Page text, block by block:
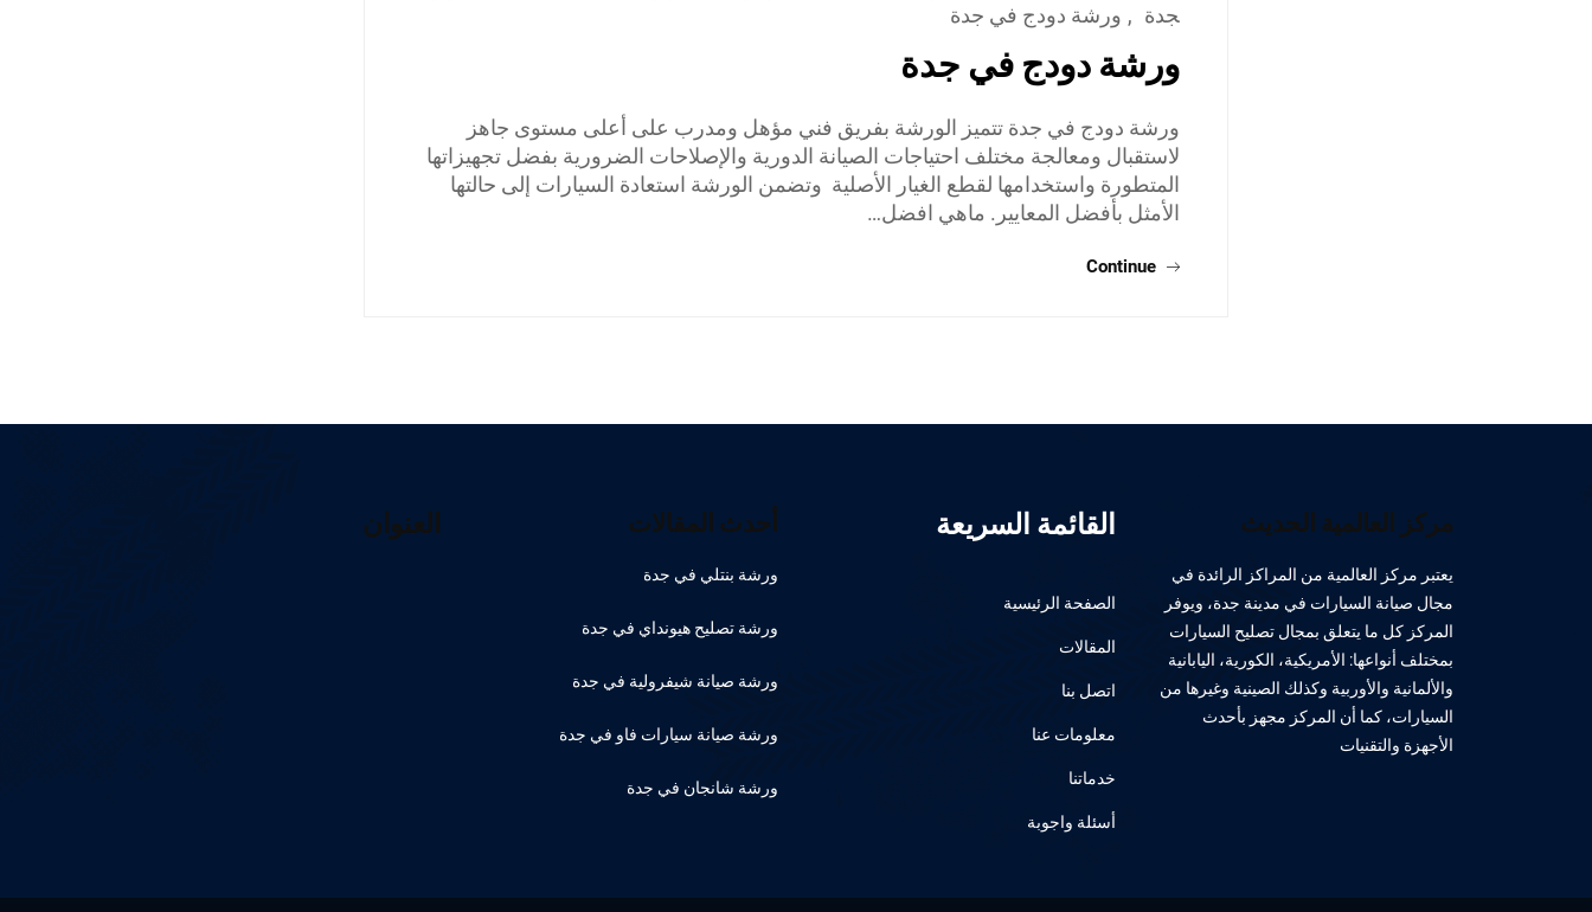
جدة , ورشة دودج في جدة
ورشة دودج في جدة
ورشة دودج في جدة تتميز الورشة بفريق فني مؤهل ومدرب على أعلى مستوى جاهز
لاستقبال ومعالجة مختلف احتياجات الصيانة الدورية والإصلاحات الضرورية بفضل تجهيزاتها
المتطورة واستخدامها لقطع الغيار الأصلية وتضمن الورشة استعادة السيارات إلى حالتها
الأمثل بأفضل المعايير. ماهي افضل…
Continue
مركز العالمية الحديث
يعتبر مركز العالمية من المراكز الرائدة في
مجال صيانة السيارات في مدينة جدة، ويوفر
المركز كل ما يتعلق بمجال تصليح السيارات
بمختلف أنواعها: الأمريكية، الكورية، اليابانية
والألمانية والأوربية وكذلك الصينية وغيرها من
السيارات، كما أن المركز مجهز بأحدث
الأجهزة والتقنيات
القائمة السريعة
الصفحة الرئيسية
المقالات
اتصل بنا
معلومات عنا
خدماتنا
أسئلة واجوبة
أحدث المقالات
ورشة بنتلي في جدة
ورشة تصليح هيونداي في جدة
ورشة صيانة شيفرولية في جدة
ورشة صيانة سيارات فاو في جدة
ورشة شانجان في جدة
العنوان